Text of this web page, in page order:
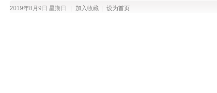
2019年8月9日 星期日 加入收藏 设为首页